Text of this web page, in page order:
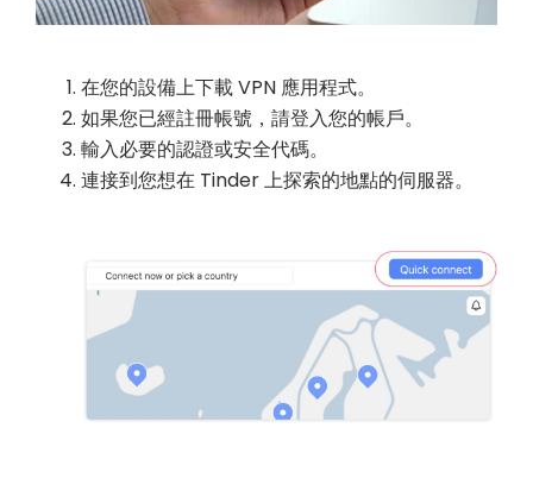
在您的設備上下載 VPN 應用程式。
如果您已經註冊帳號，請登入您的帳戶。
輸入必要的認證或安全代碼。
連接到您想在 Tinder 上探索的地點的伺服器。